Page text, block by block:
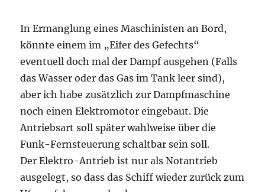
In Ermanglung eines Maschinisten an Bord,
könnte einem im „Eifer des Gefechts“
eventuell doch mal der Dampf ausgehen (Falls
das Wasser oder das Gas im Tank leer sind),
aber ich habe zusätzlich zur Dampfmaschine
noch einen Elektromotor eingebaut. Die
Antriebsart soll später wahlweise über die
Funk-Fernsteuerung schaltbar sein soll.
Der Elektro-Antrieb ist nur als Notantrieb
ausgelegt, so dass das Schiff wieder zurück zum